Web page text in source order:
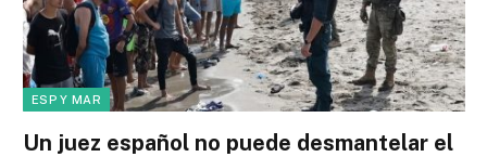
ESP Y MAR
Un juez español no puede desmantelar el